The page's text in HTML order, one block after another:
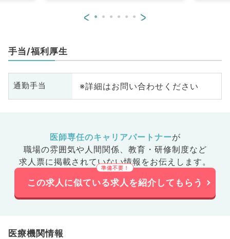
< >
手当/福利厚生
通勤手当 ※詳細はお問い合わせください
医師専任のキャリアパートナーが
職場の雰囲気や人間関係、 教育・研修制度など
求人票に掲載されていない情報をお伝えします。
この求人に似ている求人を紹介してもらう
医療機関情報